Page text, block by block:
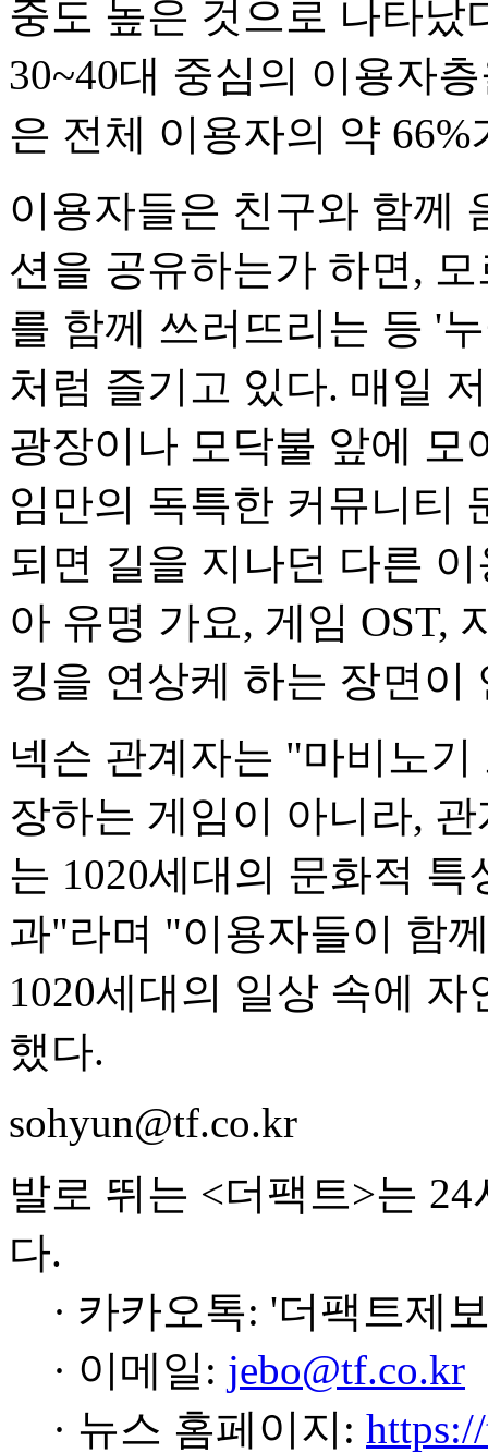
중도 높은 것으로 나타났
30~40대 중심의 이용자
은 전체 이용자의 약 66%
이용자들은 친구와 함께
션을 공유하는가 하면,
를 함께 쓰러뜨리는 등 '
처럼 즐기고 있다. 매일
광장이나 모닥불 앞에 모
임만의 독특한 커뮤니티
되면 길을 지나던 다른
아 유명 가요, 게임 OST,
킹을 연상케 하는 장면이
넥슨 관계자는 "마비노
장하는 게임이 아니라,
는 1020세대의 문화적
과"라며 "이용자들이 함
1020세대의 일상 속에
했다.
sohyun@tf.co.kr
발로 뛰는 <더팩트>는
다.
· 카카오톡: '더팩트제
· 이메일: jebo@tf.co.kr
· 뉴스 홈페이지: